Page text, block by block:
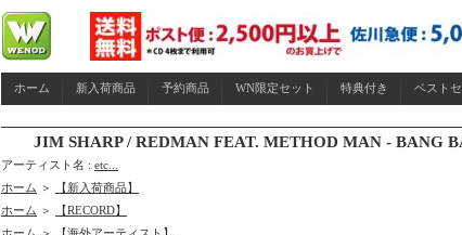
ホーム 新入荷商品 予約商品 WN限定セット 特典付き ベスト
JIM SHARP / REDMAN FEAT. METHOD MAN - BANG
アーティスト名 : etc...
ホーム ＞
【新入荷商品】
ホーム ＞
【RECORD】